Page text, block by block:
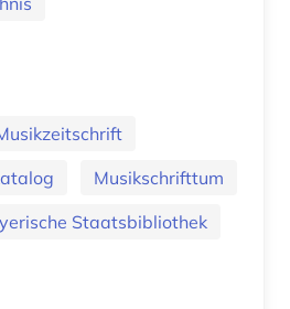
Musikschrifttum
Staatsbibliothek